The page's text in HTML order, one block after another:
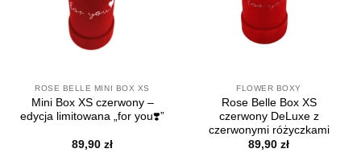
wybrać
stronie
wybrać
na
stronie
ROSE BELLE MINI BOX XS
Mini Box XS czerwony –
edycja limitowana „for you❣️”
89,90 zł
FLOWER BOXY
Rose Belle Box XS
czerwony DeLuxe z
czerwonymi różyczkami
89,90 zł